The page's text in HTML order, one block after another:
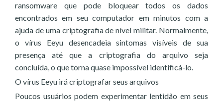
ransomware que pode bloquear todos os dados
encontrados em seu computador em minutos com a
ajuda de uma criptografia de nível militar. Normalmente,
o vírus Eeyu desencadeia sintomas visíveis de sua
presença até que a criptografia do arquivo seja
concluída, o que torna quase impossível identificá-lo.
O vírus Eeyu irá criptografar seus arquivos
Poucos usuários podem experimentar lentidão em seus